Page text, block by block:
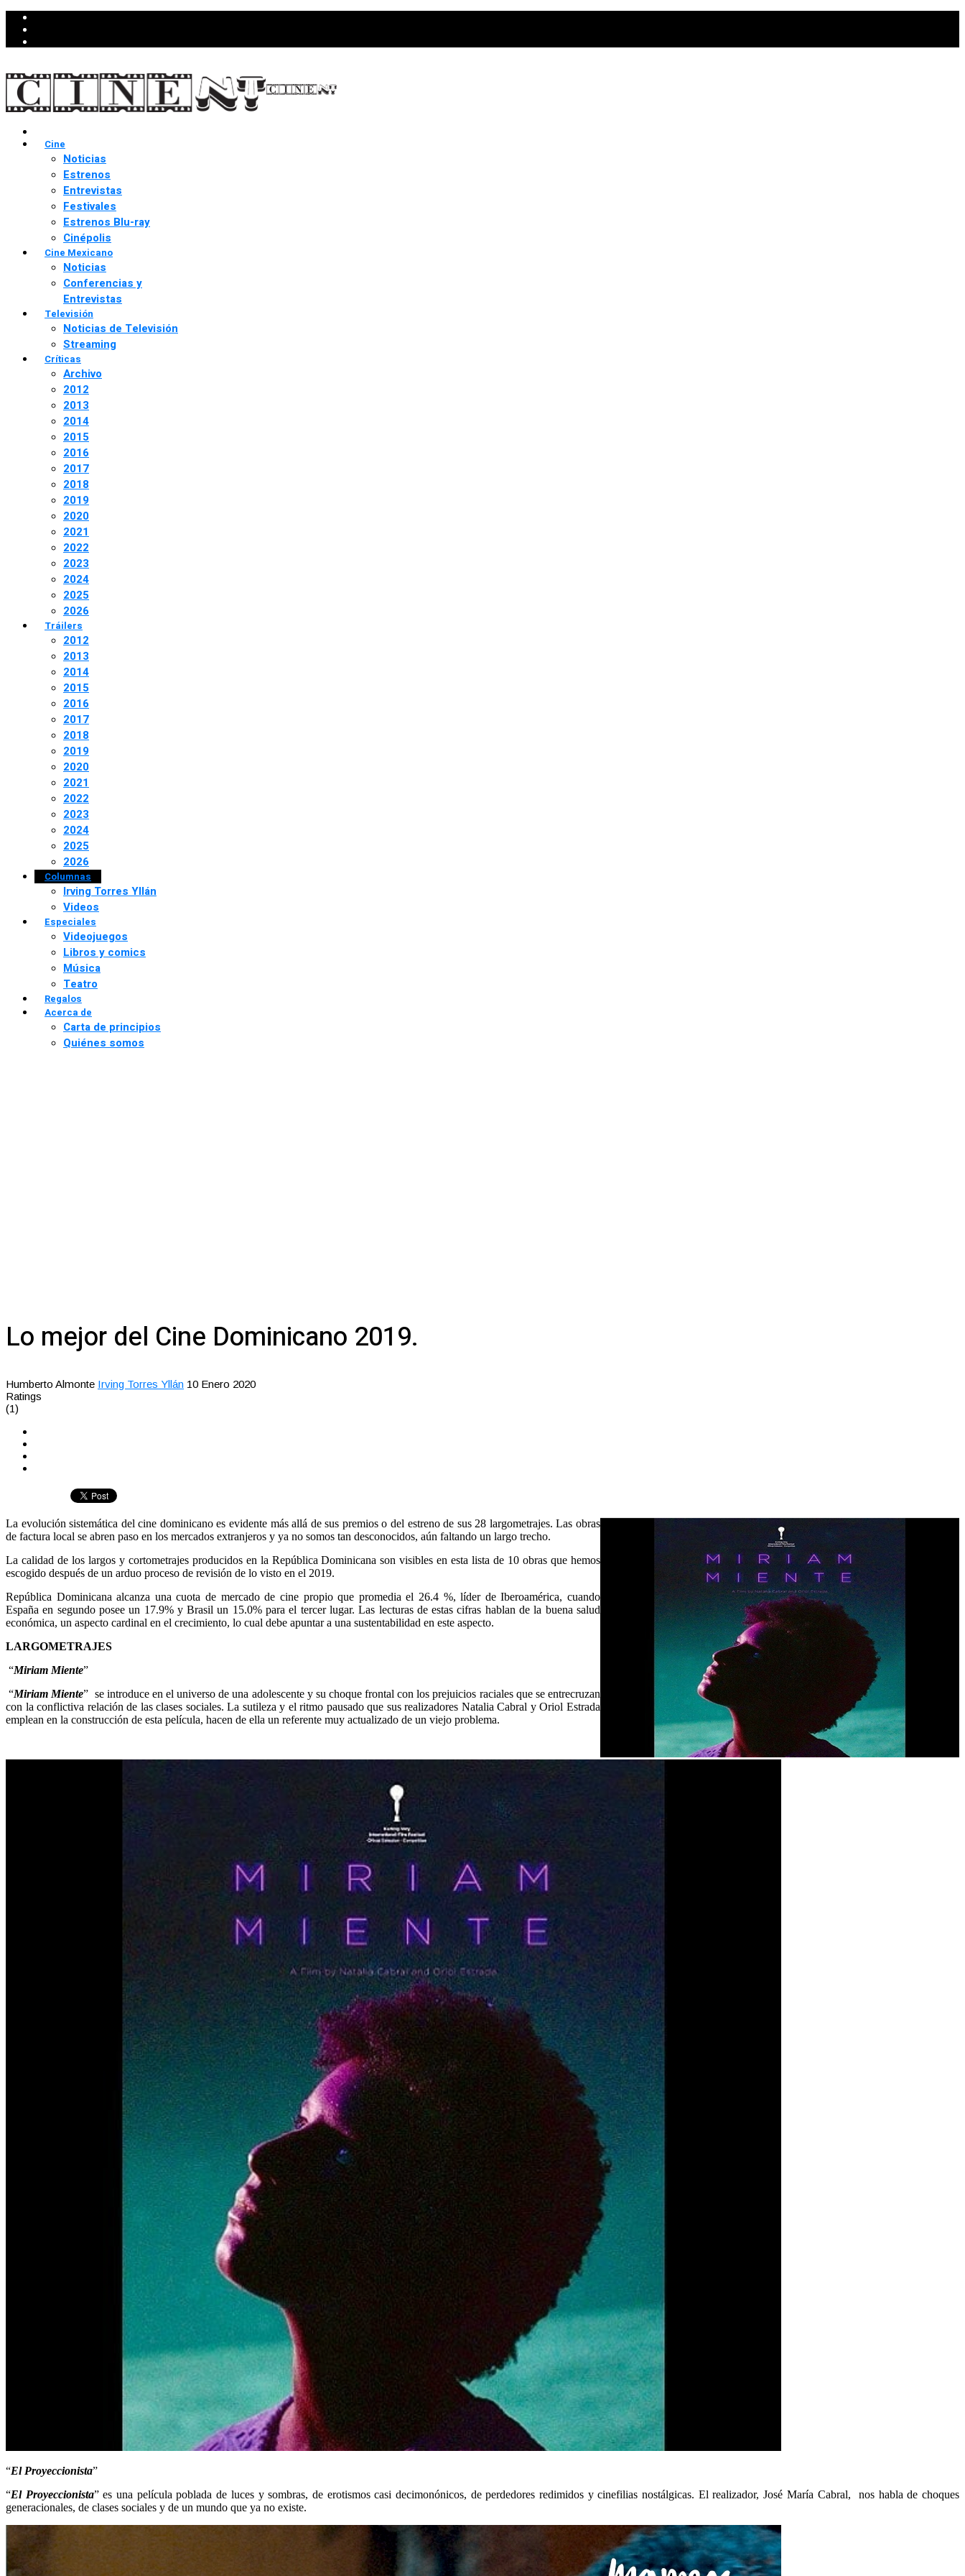
Cine
Noticias
Estrenos
Entrevistas
Festivales
Estrenos Blu-ray
Cinépolis
Cine Mexicano
Noticias
Conferencias y
Entrevistas
Televisión
Noticias de Televisión
Streaming
Críticas
Archivo
2012
2013
2014
2015
2016
2017
2018
2019
2020
2021
2022
2023
2024
2025
2026
Tráilers
2012
2013
2014
2015
2016
2017
2018
2019
2020
2021
2022
2023
2024
2025
2026
Columnas
Irving Torres Yllán
Videos
Especiales
Videojuegos
Libros y comics
Música
Teatro
Regalos
Acerca de
Carta de principios
Quiénes somos
Lo mejor del Cine Dominicano 2019.
Humberto Almonte Irving Torres Yllán 10 Enero 2020
Ratings
(1)
La evolución sistemática del cine dominicano es evidente más allá de sus premios o del estreno de sus 28 largometrajes. Las obras
de factura local se abren paso en los mercados extranjeros y ya no somos tan desconocidos, aún faltando un largo trecho.
La calidad de los largos y cortometrajes producidos en la República Dominicana son visibles en esta lista de 10 obras que hemos
escogido después de un arduo proceso de revisión de lo visto en el 2019.
República Dominicana alcanza una cuota de mercado de cine propio que promedia el 26.4 %, líder de Iberoamérica, cuando
España en segundo posee un 17.9% y Brasil un 15.0% para el tercer lugar. Las lecturas de estas cifras hablan de la buena salud
económica, un aspecto cardinal en el crecimiento, lo cual debe apuntar a una sustentabilidad en este aspecto.
LARGOMETRAJES
“Miriam Miente”
“Miriam Miente” se introduce en el universo de una adolescente y su choque frontal con los prejuicios raciales que se entrecruzan
con la conflictiva relación de las clases sociales. La sutileza y el ritmo pausado que sus realizadores Natalia Cabral y Oriol Estrada
emplean en la construcción de esta película, hacen de ella un referente muy actualizado de un viejo problema.
“El Proyeccionista”
“El Proyeccionista” es una película poblada de luces y sombras, de erotismos casi decimonónicos, de perdedores redimidos y cinefilias nostálgicas. El realizador, José María Cabral, nos habla de choques
generacionales, de clases sociales y de un mundo que ya no existe.